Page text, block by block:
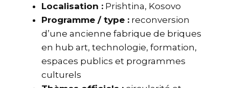
Localisation : Prishtina, Kosovo
Programme / type : reconversion
d’une ancienne fabrique de briques
en hub art, technologie, formation,
espaces publics et programmes
culturels